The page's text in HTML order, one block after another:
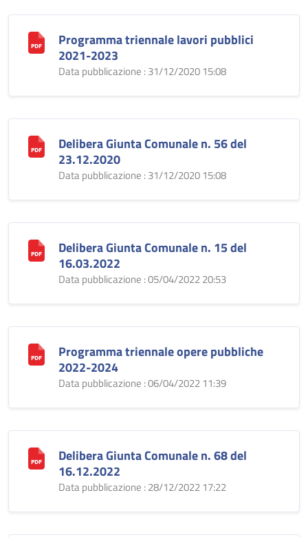
Programma triennale lavori pubblici
2021-2023
Data pubblicazione : 31/12/2020 15:08
Delibera Giunta Comunale n. 56 del
23.12.2020
Data pubblicazione : 31/12/2020 15:08
Delibera Giunta Comunale n. 15 del
16.03.2022
Data pubblicazione : 05/04/2022 20:53
Programma triennale opere pubbliche
2022-2024
Data pubblicazione : 06/04/2022 11:39
Delibera Giunta Comunale n. 68 del
16.12.2022
Data pubblicazione : 28/12/2022 17:22